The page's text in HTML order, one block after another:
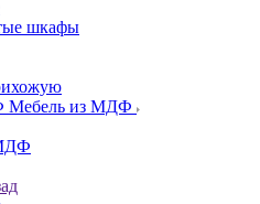
шкафы
Мебель из МДФ